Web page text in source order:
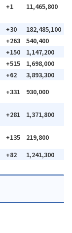
+1 11,465,800
+30
182,485,100
+263
540,400
+150
1,147,200
+515
1,698,000
+62
3,893,300
+331 930,000
+281 1,371,800
+135
219,800
+82 1,241,300